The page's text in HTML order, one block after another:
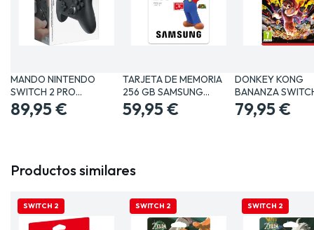
MANDO NINTENDO
SWITCH 2 PRO
CONTROLLER PARA…
89,95 €
TARJETA DE MEMORIA
256 GB SAMSUNG
MICRO SD…
59,95 €
DONKEY KONG
BANANZA
JUEGO FÍSICO…
79,95 €
Productos similares
SWITCH 2 SWITCH 2 SWITCH 2